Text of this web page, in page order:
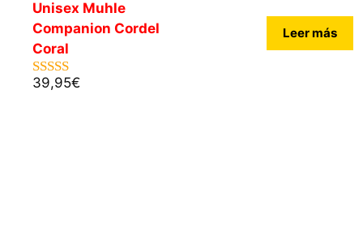
Leer más
Unisex Muhle
Companion Cordel
Coral
5.00de 5
39,95€